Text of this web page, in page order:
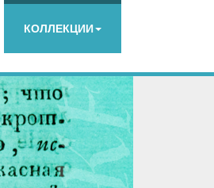
КОЛЛЕКЦИИ